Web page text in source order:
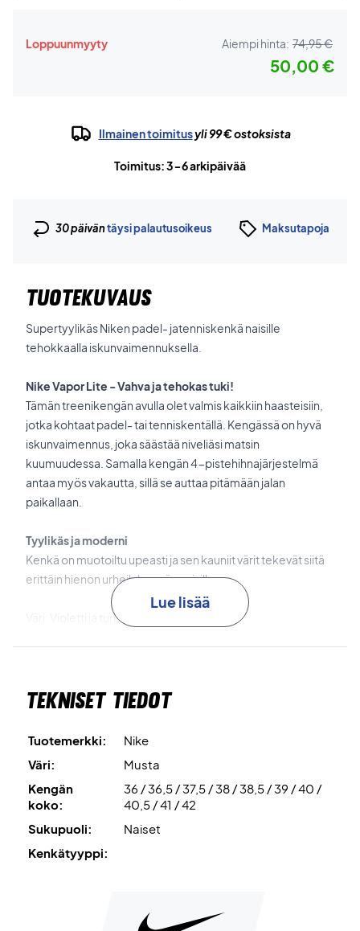
Loppuunmyyty Aiempi hinta: 74,95 €
50,00 €
Ilmainen toimitusyli 99 € ostoksista
Toimitus: 3-6 arkipäivää
30 päiväntäysi palautusoikeus Maksutapoja
TUOTEKUVAUS
Supertyylikäs Niken padel- jatenniskenkä naisille
tehokkaalla iskunvaimennuksella.
Nike Vapor Lite - Vahva ja tehokas tuki!
Tämän treenikengän avulla olet valmis kaikkiin haasteisiin,
jotka kohtaat padel- tai tenniskentällä. Kengässä on hyvä
iskunvaimennus, joka säästää niveliäsi matsin
kuumuudessa. Samalla kengän 4-pistehihnajärjestelmä
antaa myös vakautta, sillä se auttaa pitämään jalan
paikallaan.
Tyylikäs ja moderni
Kenkä on muotoiltu upeasti ja sen kauniit värit tekevät siitä
erittäin hienon urheilukengän naisille.
Väri: Violetti ja turkoosin sininen.
Lue lisää
Tekniset tiedot
Tuotemerkki:
Nike
Väri:
Musta
Kengän
koko:
36 / 36,5 / 37,5 / 38 / 38,5 / 39 / 40 /
40,5 / 41 / 42
Sukupuoli:
Naiset
Kenkätyyppi: